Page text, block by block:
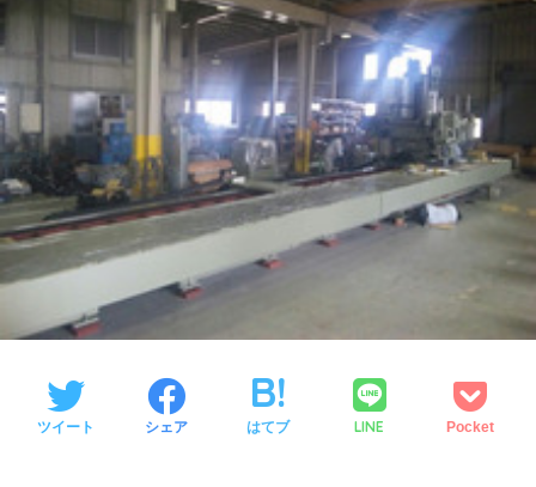
ツイート シェア はてブ LINE Pocket